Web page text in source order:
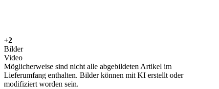
+2
Bilder
Video
Möglicherweise sind nicht alle abgebildeten Artikel im
Lieferumfang enthalten. Bilder können mit KI erstellt oder
modifiziert worden sein.